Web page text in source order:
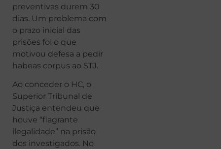
preventivas durem 30
dias. Um problema com
o prazo inicial das
prisões foi o que
motivou defesa a pedir
habeas corpus ao STJ.
Ao conceder o HC, o
Superior Tribunal de
Justiça entendeu que
houve “flagrante
ilegalidade” na prisão
dos investigados. No